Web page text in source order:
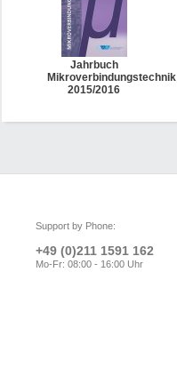
Jahrbuch
Mikroverbindungstechnik
2015/2016
Support by Phone:
+49 (0)211 1591 162
Mo-Fr: 08:00 - 16:00 Uhr